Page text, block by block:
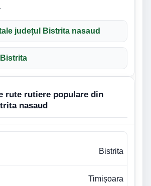
județul Bistrita nasaud
rute rutiere populare din
nasaud
Bistrita
Timișoara